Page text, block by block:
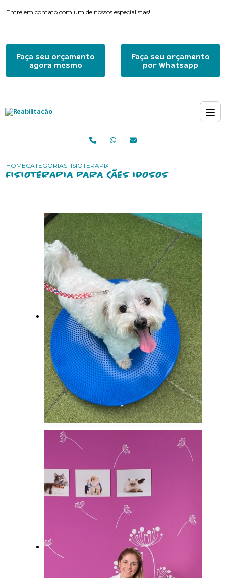
Entre em contato com um de nossos especialistas!
Faça seu orçamento
agora mesmo
Faça seu orçamento
por Whatsapp
HOMECATEGORIASFISIOTERAPIA PARA CÃES IDOSOS
FISIOTERAPIA PARA CÃES IDOSOS